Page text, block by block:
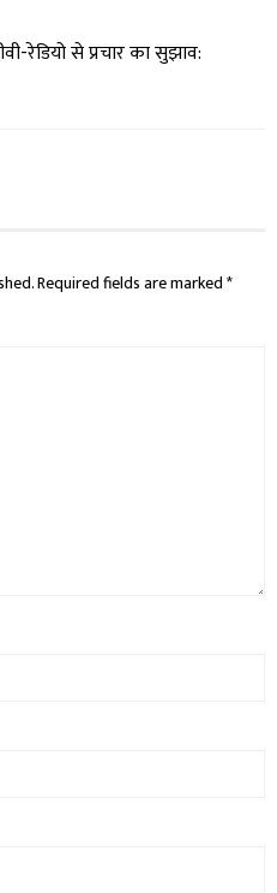
रेडियो से प्रचार का सुझाव:
Required fields are marked*